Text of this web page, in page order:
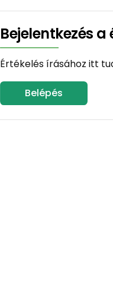
Bejelentkezés a
Értékelés írásához itt
Belépés